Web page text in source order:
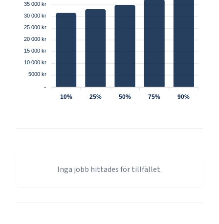
35 000 kr
30 000 kr
25 000 kr
20 000 kr
15 000 kr
10 000 kr
5000 kr
10% 25% 50% 75% 90%
Inga jobb hittades för tillfället.